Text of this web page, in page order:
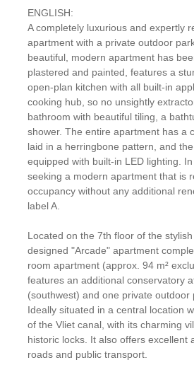
ENGLISH:
A completely luxurious and expertly
apartment with a private outdoor
beautiful, modern apartment has
plastered and painted, features a
open-plan kitchen with all built-in
cooking hub, so no unsightly
bathroom with beautiful tiling, a
shower. The entire apartment has a
laid in a herringbone pattern, and
equipped with built-in LED lighting.
seeking a modern apartment that is
occupancy without any additional
label A.
Located on the 7th floor of the
designed "Arcade" apartment
room apartment (approx. 94 m²
features an additional conservatory
(southwest) and one private outdoor
Ideally situated in a central location
of the Vliet canal, with its charming
historic locks. It also offers excellent
roads and public transport.